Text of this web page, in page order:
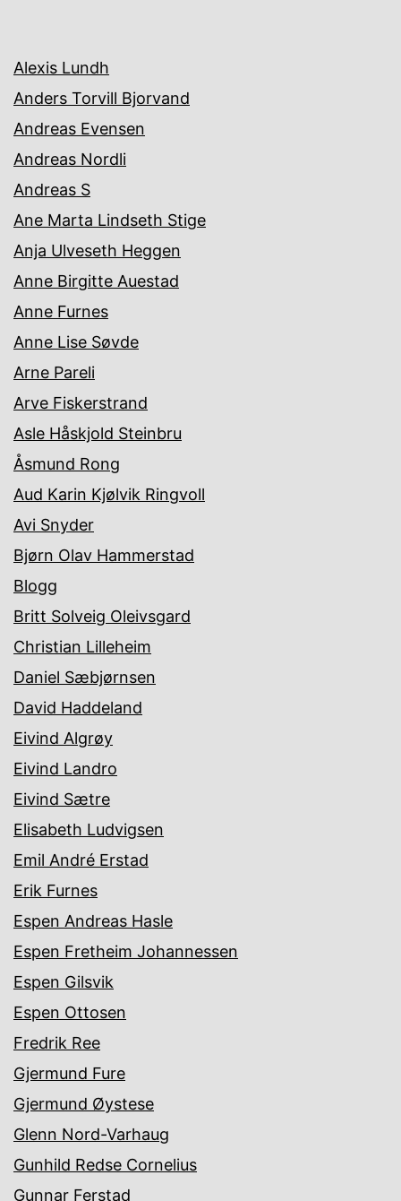
Alexis Lundh
Anders Torvill Bjorvand
Andreas Evensen
Andreas Nordli
Andreas S
Ane Marta Lindseth Stige
Anja Ulveseth Heggen
Anne Birgitte Auestad
Anne Furnes
Anne Lise Søvde
Arne Pareli
Arve Fiskerstrand
Asle Håskjold Steinbru
Åsmund Rong
Aud Karin Kjølvik Ringvoll
Avi Snyder
Bjørn Olav Hammerstad
Blogg
Britt Solveig Oleivsgard
Christian Lilleheim
Daniel Sæbjørnsen
David Haddeland
Eivind Algrøy
Eivind Landro
Eivind Sætre
Elisabeth Ludvigsen
Emil André Erstad
Erik Furnes
Espen Andreas Hasle
Espen Fretheim Johannessen
Espen Gilsvik
Espen Ottosen
Fredrik Ree
Gjermund Fure
Gjermund Øystese
Glenn Nord-Varhaug
Gunhild Redse Cornelius
Gunnar Ferstad